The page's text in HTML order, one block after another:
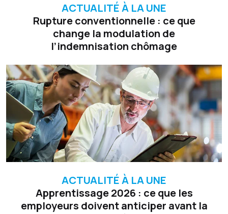
ACTUALITÉ À LA UNE
Rupture conventionnelle : ce que
change la modulation de
l’indemnisation chômage
ACTUALITÉ À LA UNE
Apprentissage 2026 : ce que les
employeurs doivent anticiper avant la